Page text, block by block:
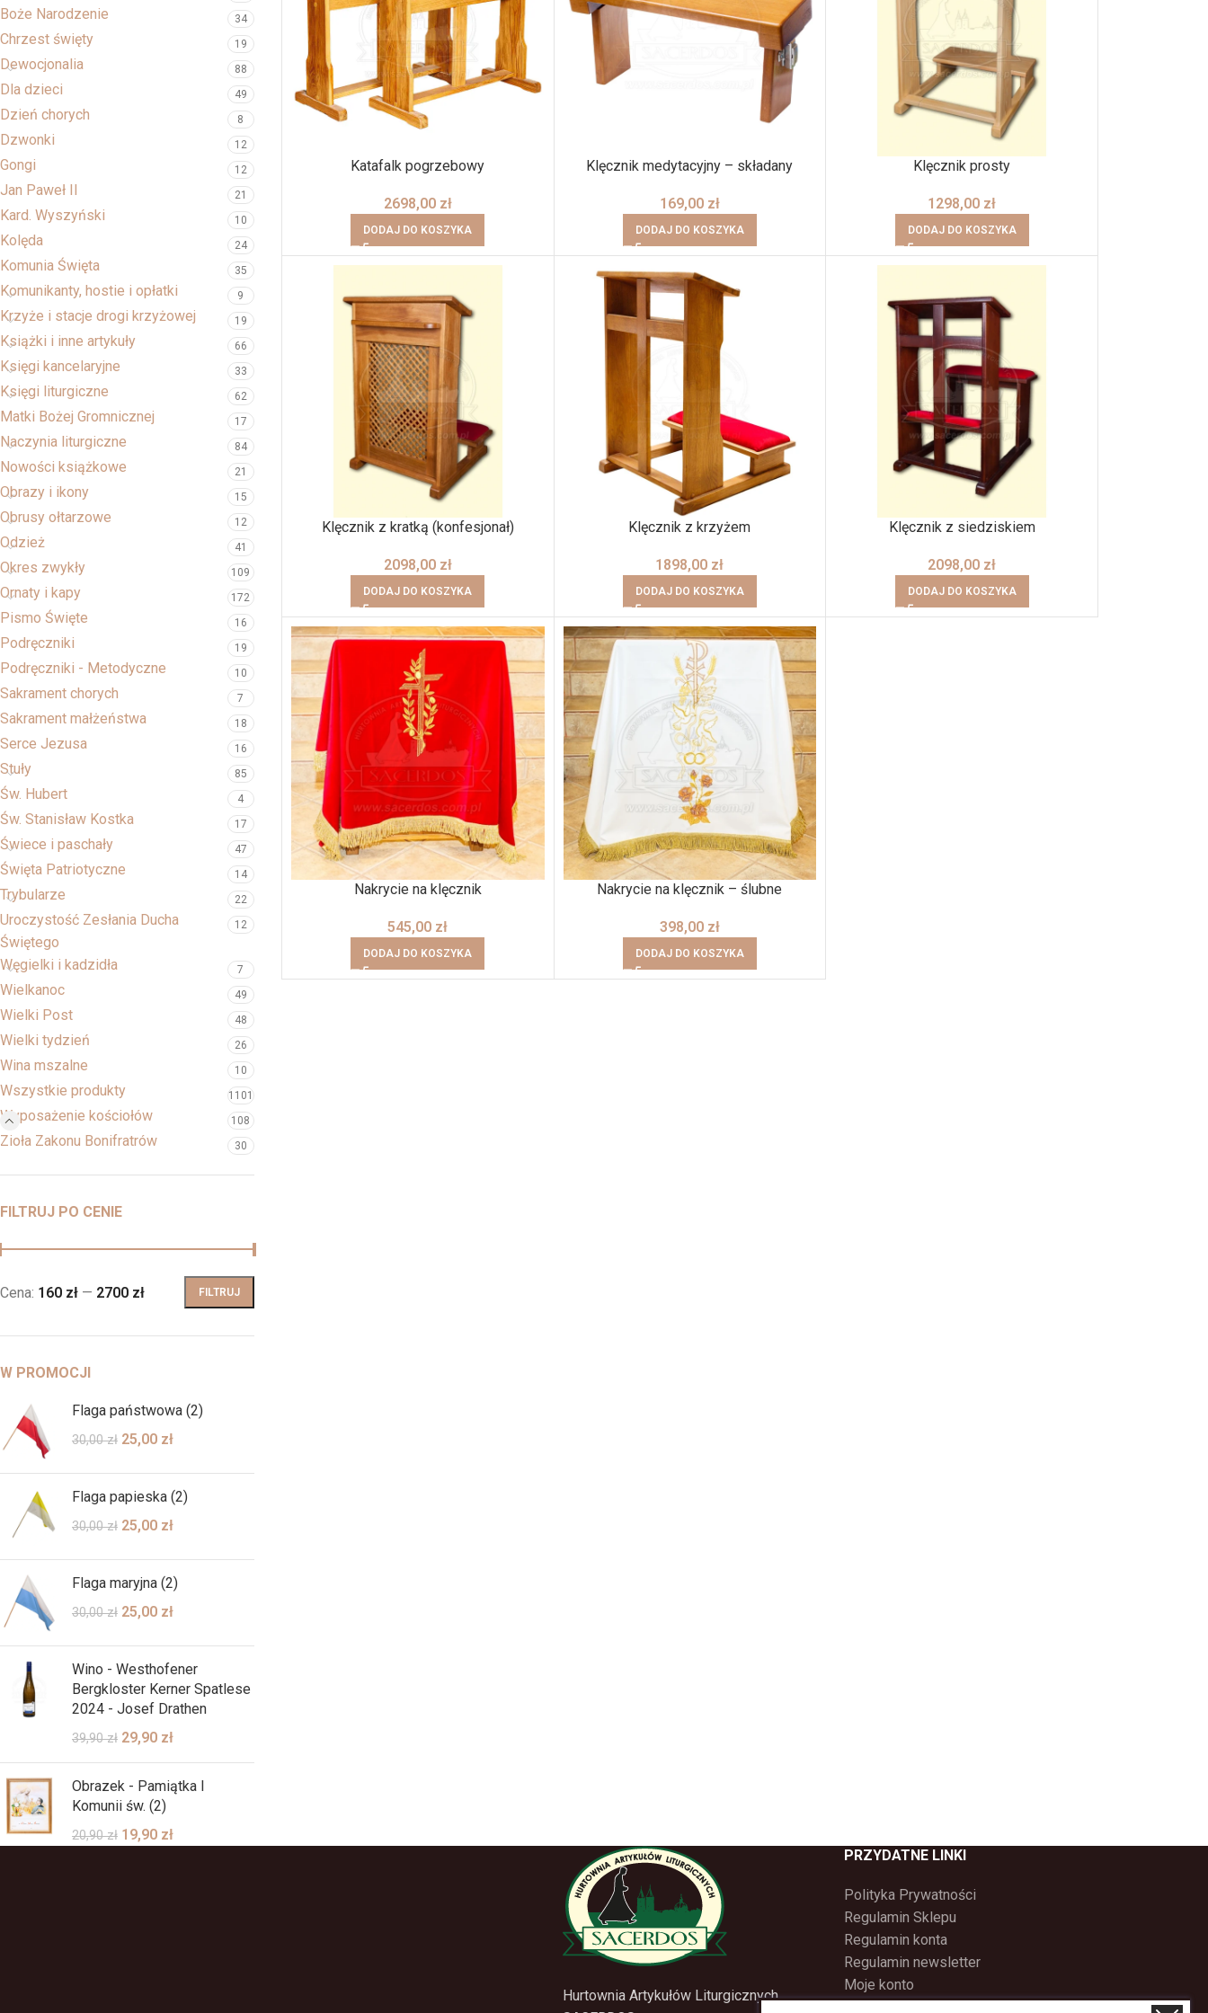
Boże Narodzenie 34
Chrzest święty 19
Dewocjonalia 88
Dla dzieci 49
Dzień chorych 8
Dzwonki 12
Gongi 12
Jan Paweł II 21
Kard. Wyszyński 10
Kolęda 24
Komunia Święta 35
Komunikanty, hostie i opłatki 9
Krzyże i stacje drogi krzyżowej 19
Książki i inne artykuły 66
Księgi kancelaryjne 33
Księgi liturgiczne 62
Matki Bożej Gromnicznej 17
Naczynia liturgiczne 84
Nowości książkowe 21
Obrazy i ikony 15
Obrusy ołtarzowe 12
Odzież 41
Okres zwykły 109
Ornaty i kapy 172
Pismo Święte 16
Podręczniki 19
Podręczniki - Metodyczne 10
Sakrament chorych 7
Sakrament małżeństwa 18
Serce Jezusa 16
Stuły 85
Św. Hubert 4
Św. Stanisław Kostka 17
Świece i paschały 47
Święta Patriotyczne 14
Trybularze 22
Uroczystość Zesłania Ducha
Świętego
12
Węgielki i kadzidła 7
Wielkanoc 49
Wielki Post 48
Wielki tydzień 26
Wina mszalne 10
Wszystkie produkty 1101
Wyposażenie kościołów 108
Zioła Zakonu Bonifratrów 30
FILTRUJ PO CENIE
FILTRUJ
Cena: 160 zł — 2700 zł
W PROMOCJI
Flaga państwowa (2)
30,00zł 25,00 zł
Flaga papieska (2)
30,00zł 25,00 zł
Flaga maryjna (2)
30,00zł 25,00 zł
Wino - Westhofener
Bergkloster Kerner Spatlese
2024 - Josef Drathen
39,90zł 29,90 zł
Obrazek - Pamiątka I
Komunii św. (2)
20,90zł 19,90 zł
Katafalk pogrzebowy
2698,00 zł
DODAJ DO KOSZYKA
Klęcznik medytacyjny – składany
169,00 zł
DODAJ DO KOSZYKA
Klęcznik prosty
1298,00 zł
DODAJ DO KOSZYKA
Klęcznik z kratką (konfesjonał)
2098,00 zł
DODAJ DO KOSZYKA
Klęcznik z krzyżem
1898,00 zł
DODAJ DO KOSZYKA
Klęcznik z siedziskiem
2098,00 zł
DODAJ DO KOSZYKA
Nakrycie na klęcznik
545,00 zł
DODAJ DO KOSZYKA
Nakrycie na klęcznik – ślubne
398,00 zł
DODAJ DO KOSZYKA
Hurtownia Artykułów Liturgicznych
PRZYDATNE LINKI
Polityka Prywatności
Regulamin Sklepu
Regulamin konta
Regulamin newsletter
Moje konto